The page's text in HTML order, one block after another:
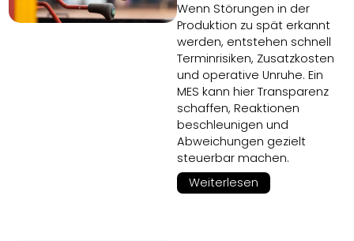
Wenn Störungen in der
Produktion zu spät erkannt
werden, entstehen schnell
Terminrisiken, Zusatzkosten
und operative Unruhe. Ein
MES kann hier Transparenz
schaffen, Reaktionen
beschleunigen und
Abweichungen gezielt
steuerbar machen.
Weiterlesen